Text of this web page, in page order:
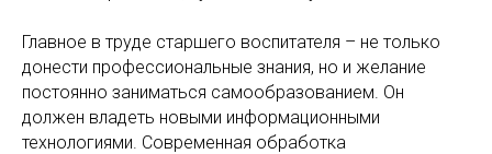
Главное в труде старшего воспитателя – не только
донести профессиональные знания, но и желание
постоянно заниматься самообразованием. Он
должен владеть новыми информационными
технологиями. Современная обработка